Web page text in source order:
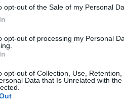
opt-out of the Sale of my Personal
opt-out of processing my Personal
opt-out of Collection, Use,
Data that Is Unrelated with
přírodní rezervaci v
v jejíž blízkosti se rozšířila
níž panuje podezření, že
na sdělení
nevládní organizace
řeky minimální průtoky